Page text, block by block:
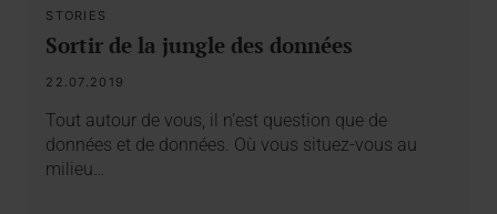
STORIES
Sortir de la jungle des données
22.07.2019
Tout autour de vous, il n’est question que de
données et de données. Où vous situez-vous au
milieu…